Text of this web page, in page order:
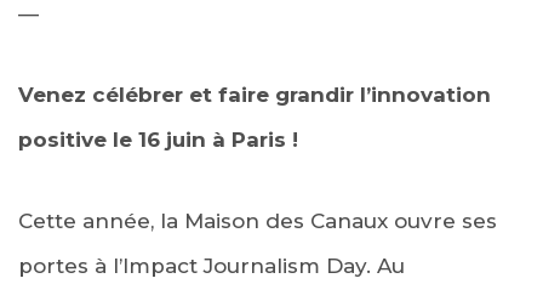
—
Venez célébrer et faire grandir l’innovation
positive le 16 juin à Paris !
Cette année, la Maison des Canaux ouvre ses
portes à l’Impact Journalism Day. Au